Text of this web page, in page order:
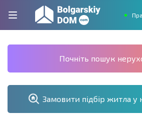
Почніть пошук
Замовити підбір житла у